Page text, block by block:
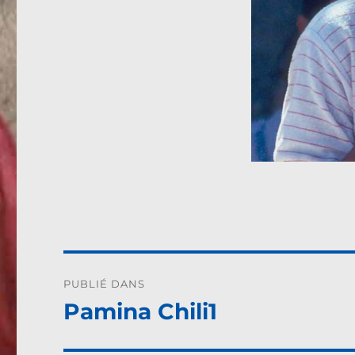
de
PUBLIÉ DANS
Pamina Chili1